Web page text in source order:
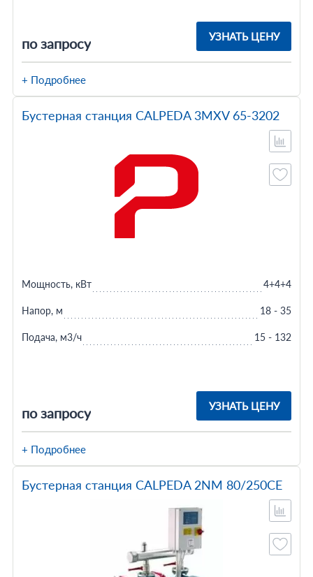
по запросу УЗНАТЬ ЦЕНУ
+ Подробнее
Бустерная станция CALPEDA 3MXV 65-3202
по запросу УЗНАТЬ ЦЕНУ
Мощность, кВт 4+4+4
Напор, м 18 - 35
Подача, м3/ч 15 - 132
+ Подробнее
Бустерная станция CALPEDA 2NM 80/250CE